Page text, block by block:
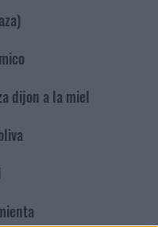
dijon a la miel